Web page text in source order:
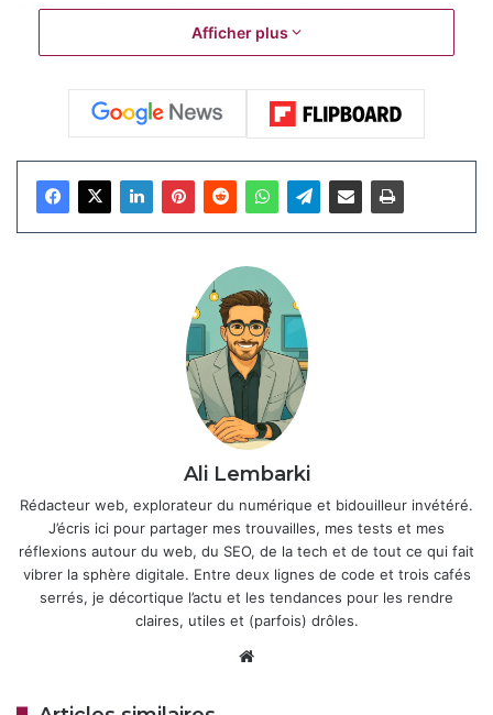
Côté technique, leGalaxy A57devrait embarquer le
processeur Exynos 1680, une puce maison de Samsung
courantes comme la navigation web, les jeux légers ou le
multitâche. Les configurations mémoire pourraient aller
stabilité appréciable pour un usage quotidien. L’écran, un
AMOLED de 6,6 ou 6,7 pouces en Full HD+, reste un point
fort avec ses couleurs vives et son taux de
Samsung Galaxy Z Fold 8 : Les
précommandes battent tous les
records !
il y a 2 jours
prochain Galaxy Unpacked fuite sur le
web
2 juillet 2026
Pour la photo, Samsung ne semble pas opter pour une
accompagné d’un ultra-grand-angle de 12 mégapixels
Afficher plus
Ali Lembarki
Rédacteur web, explorateur du numérique et bidouilleur invétéré.
J’écris ici pour partager mes trouvailles, mes tests et mes
réflexions autour du web, du SEO, de la tech et de tout ce qui fait
vibrer la sphère digitale. Entre deux lignes de code et trois cafés
serrés, je décortique l’actu et les tendances pour les rendre
claires, utiles et (parfois) drôles.